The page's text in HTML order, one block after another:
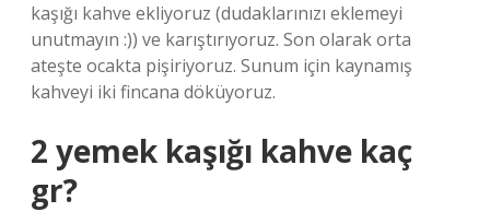
kaşığı kahve ekliyoruz (dudaklarınızı eklemeyi
unutmayın :)) ve karıştırıyoruz. Son olarak orta
ateşte ocakta pişiriyoruz. Sunum için kaynamış
kahveyi iki fincana döküyoruz.
2 yemek kaşığı kahve kaç
gr?